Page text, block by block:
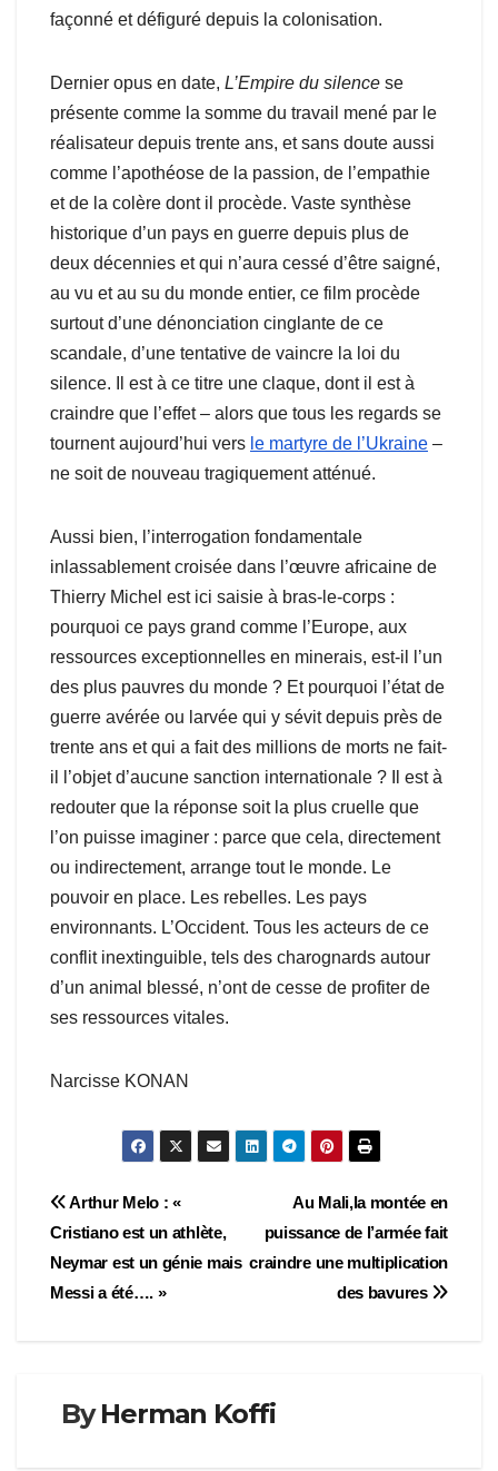
façonné et défiguré depuis la colonisation.
Dernier opus en date, L’Empire du silence se
présente comme la somme du travail mené par le
réalisateur depuis trente ans, et sans doute aussi
comme l’apothéose de la passion, de l’empathie
et de la colère dont il procède. Vaste synthèse
historique d’un pays en guerre depuis plus de
deux décennies et qui n’aura cessé d’être saigné,
au vu et au su du monde entier, ce film procède
surtout d’une dénonciation cinglante de ce
scandale, d’une tentative de vaincre la loi du
silence. Il est à ce titre une claque, dont il est à
craindre que l’effet – alors que tous les regards se
tournent aujourd’hui vers le martyre de l’Ukraine –
ne soit de nouveau tragiquement atténué.
Aussi bien, l’interrogation fondamentale
inlassablement croisée dans l’œuvre africaine de
Thierry Michel est ici saisie à bras-le-corps :
pourquoi ce pays grand comme l’Europe, aux
ressources exceptionnelles en minerais, est-il l’un
des plus pauvres du monde ? Et pourquoi l’état de
guerre avérée ou larvée qui y sévit depuis près de
trente ans et qui a fait des millions de morts ne fait-
il l’objet d’aucune sanction internationale ? Il est à
redouter que la réponse soit la plus cruelle que
l’on puisse imaginer : parce que cela, directement
ou indirectement, arrange tout le monde. Le
pouvoir en place. Les rebelles. Les pays
environnants. L’Occident. Tous les acteurs de ce
conflit inextinguible, tels des charognards autour
d’un animal blessé, n’ont de cesse de profiter de
ses ressources vitales.
Narcisse KONAN
Navigation
de
l’article
Au Mali,la montée en
puissance de l’armée fait
craindre une multiplication
des bavures
Arthur Melo : «
Cristiano est un athlète,
Neymar est un génie mais
Messi a été…. »
ByHerman Koffi